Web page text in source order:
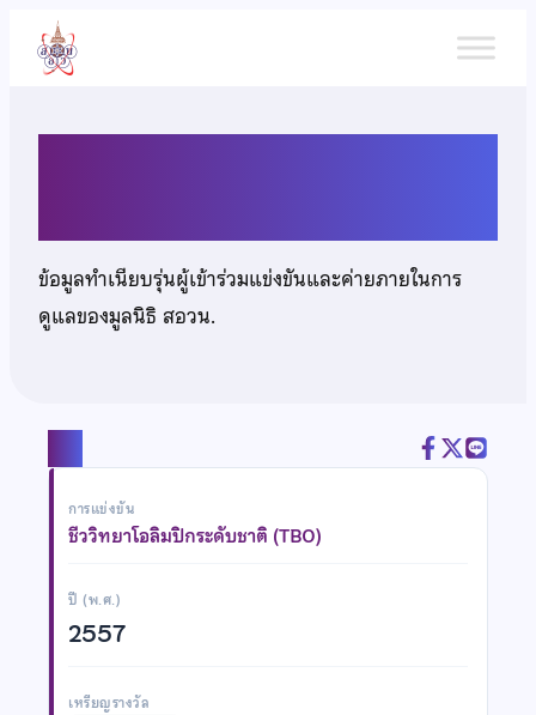
เนื้อหา
ข้อมูลทำเนียบรุ่นผู้เข้าร่วมแข่งขันและค่ายภายในการ
ดูแลของมูลนิธิ สอวน.
การแข่งขัน
ชีววิทยาโอลิมปิกระดับชาติ (TBO)
ปี (พ.ศ.)
2557
เหรียญรางวัล